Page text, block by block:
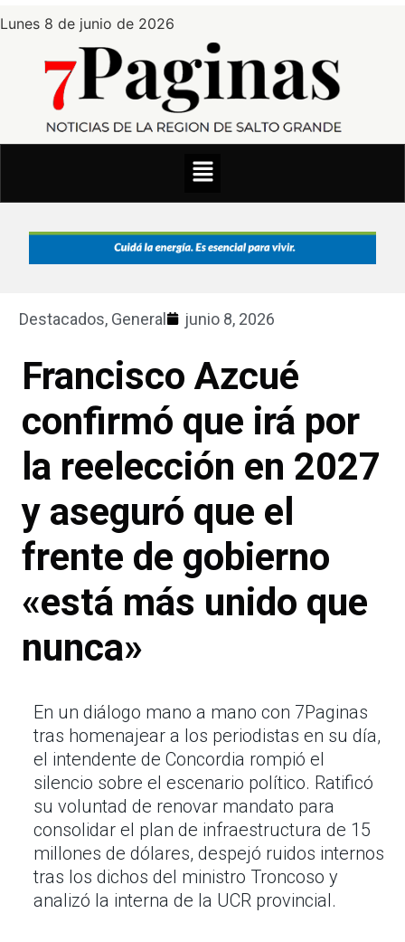
Lunes 8 de junio de 2026
Destacados, General junio 8, 2026
Francisco Azcué
confirmó que irá por
la reelección en 2027
y aseguró que el
frente de gobierno
«está más unido que
nunca»
En un diálogo mano a mano con 7Paginas
tras homenajear a los periodistas en su día,
el intendente de Concordia rompió el
silencio sobre el escenario político. Ratificó
su voluntad de renovar mandato para
consolidar el plan de infraestructura de 15
millones de dólares, despejó ruidos internos
tras los dichos del ministro Troncoso y
analizó la interna de la UCR provincial.